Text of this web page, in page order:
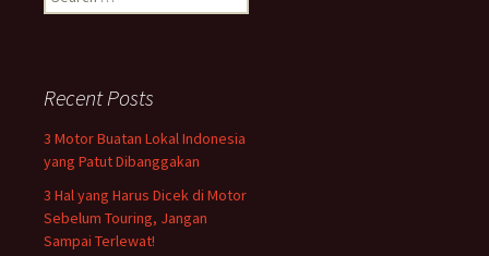
for:
Recent Posts
3 Motor Buatan Lokal Indonesia
yang Patut Dibanggakan
3 Hal yang Harus Dicek di Motor
Sebelum Touring, Jangan
Sampai Terlewat!